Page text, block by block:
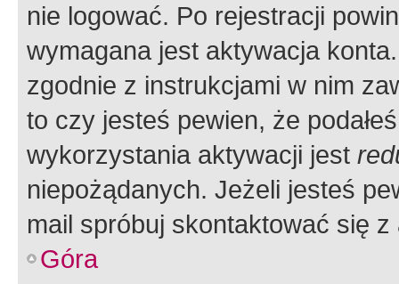
nie logować. Po rejestracji
wymagana jest aktywacja
zgodnie z instrukcjami w nim
to czy jesteś pewien, że
wykorzystania aktywacji jest
niepożądanych. Jeżeli jesteś
mail spróbuj skontaktować się
Góra